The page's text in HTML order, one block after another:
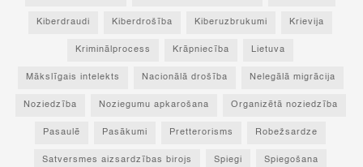
Kiberdraudi Kiberdrošība Kiberuzbrukumi Krievija
Kriminālprocess Krāpniecība Lietuva
Mākslīgais intelekts Nacionālā drošība Nelegālā migrācija
Noziedzība Noziegumu apkarošana Organizētā noziedzība
Pasaulē Pasākumi Pretterorisms Robežsardze
Satversmes aizsardzības birojs Spiegi Spiegošana